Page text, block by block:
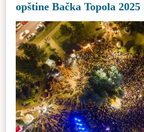
opštine Bačka Topola 2025